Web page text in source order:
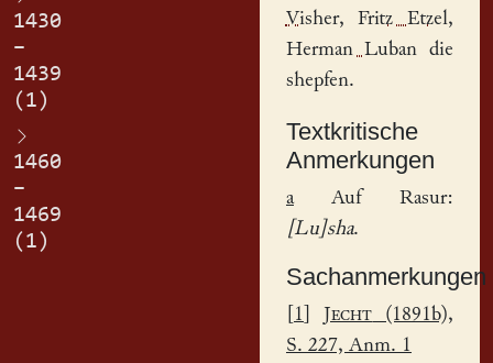
1430
–
1439
(1)
1460
–
1469
(1)
Visher,Fritz Etzel,
Herman Luban die
shepfen.
Textkritische
Anmerkungen
aAuf Rasur:
[Lu]sha.
Sachanmerkungen
1 Jecht (1891b),
S. 227, Anm. 1